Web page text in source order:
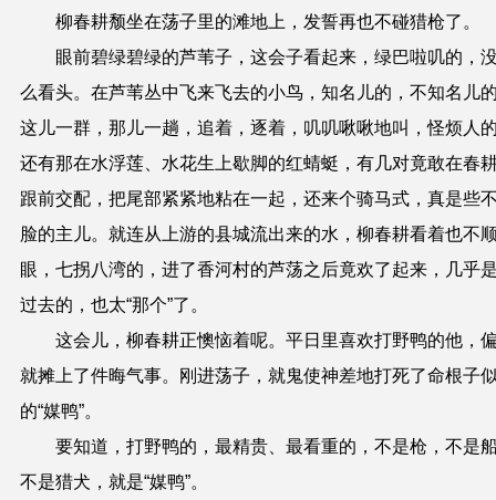
柳春耕颓坐在荡子里的滩地上，发誓再也不碰猎枪了。
眼前碧绿碧绿的芦苇子，这会子看起来，绿巴啦叽的，
么看头。在芦苇丛中飞来飞去的小鸟，知名儿的，不知名儿
这儿一群，那儿一趟，追着，逐着，叽叽啾啾地叫，怪烦人
还有那在水浮莲、水花生上歇脚的红蜻蜓，有几对竟敢在春
跟前交配，把尾部紧紧地粘在一起，还来个骑马式，真是些
脸的主儿。就连从上游的县城流出来的水，柳春耕看着也不
眼，七拐八湾的，进了香河村的芦荡之后竟欢了起来，几乎
过去的，也太“那个”了。
这会儿，柳春耕正懊恼着呢。平日里喜欢打野鸭的他，
就摊上了件晦气事。刚进荡子，就鬼使神差地打死了命根子
的“媒鸭”。
要知道，打野鸭的，最精贵、最看重的，不是枪，不是
不是猎犬，就是“媒鸭”。